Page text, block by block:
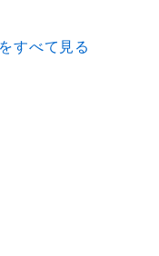
すべて見る